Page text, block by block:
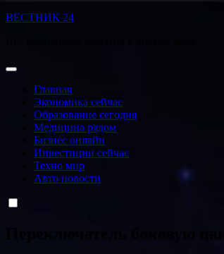
Перейти
ВЕСТНИК 24
Главная
Экономика сейчас
Образование сегодня
Медицина рядом
Бизнес онлайн
Инвестиции сейчас
Техно мир
Авто новости